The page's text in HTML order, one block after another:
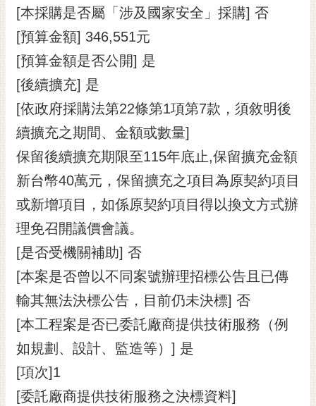
隱
私
權
及
安
全
政
策
網
站
資
料
開
放
宣
告
市
交
通
置
[本採購是否屬「涉及國家安全」採購] 否
[預算金額] 346,551元
[預算金額是否公開] 是
[後續擴充] 是
[依政府採購法第22條第1項第7款，須敘明後
續擴充之期間、金額或數量]
保留後續擴充期限至115年底止,保留擴充金額
新台幣40萬元，保留擴充之項目為原契約項目
或新增項目，如係原契約項目得以換文方式辦
理免召開議價會議。
[是否受機關補助] 否
[本案是否曾以不同案號辦理招標公告且已傳
輸其無法決標公告，目前仍未決標] 否
[本工程案是否已委託廠商提供技術服務（例
如規劃、設計、監造等）] 是
[項次]1
[委託廠商提供技術服務之決標資料]